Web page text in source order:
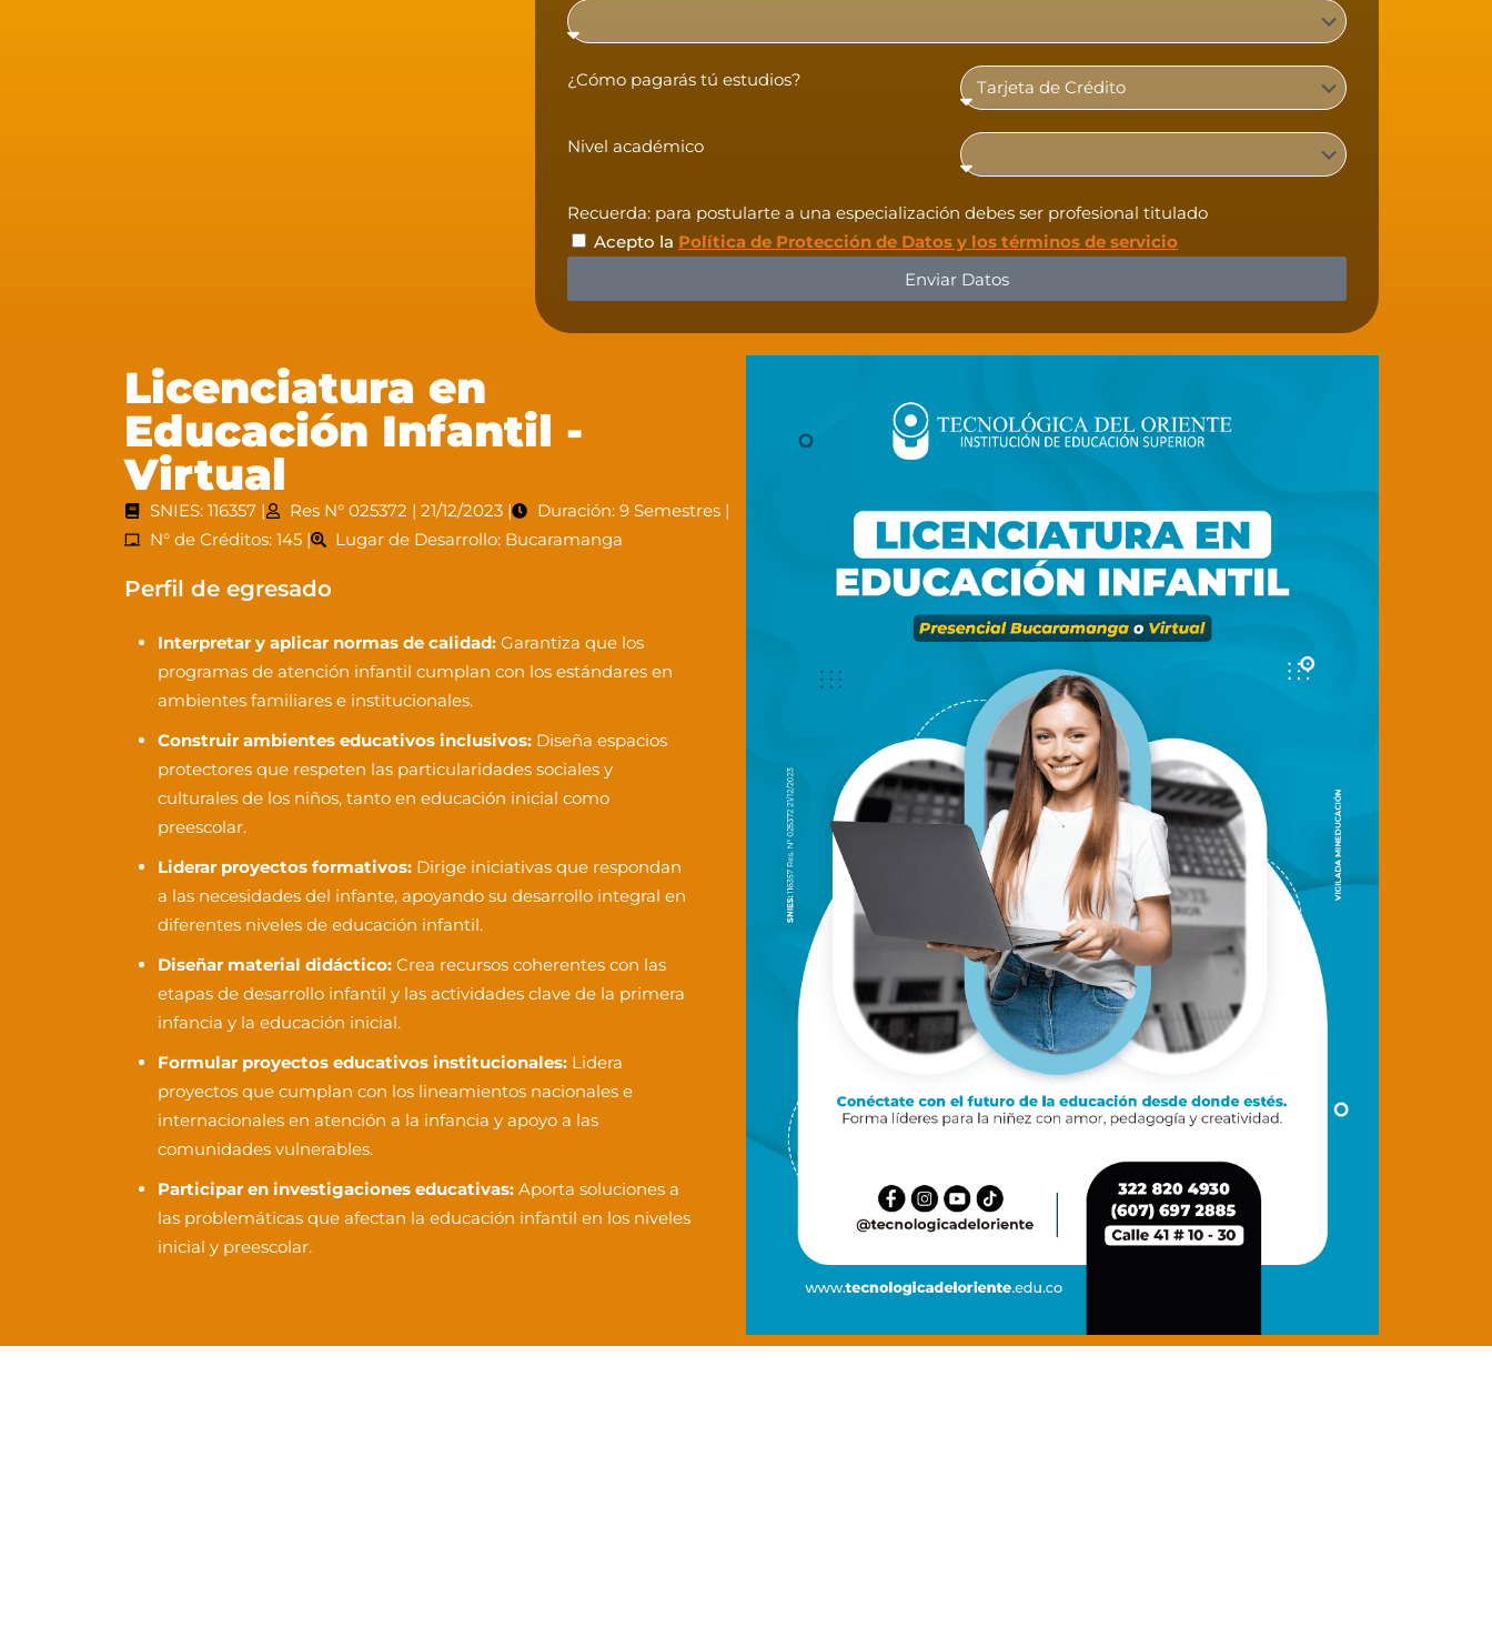
¿Cómo pagarás tú estudios?
Nivel académico
Recuerda: para postularte a una especialización debes ser profesional titulado
Acepto la Política de Protección de Datos y los términos de servicio
Enviar Datos
Licenciatura en
Educación Infantil -
Virtual
SNIES: 116357 | Res N° 025372 | 21/12/2023 |
Duración: 9 Semestres |
N° de Créditos: 145 |
Lugar de Desarrollo: Bucaramanga
Perfil de egresado
Interpretar y aplicar normas de calidad: Garantiza que los
programas de atención infantil cumplan con los estándares en
ambientes familiares e institucionales.
Construir ambientes educativos inclusivos: Diseña espacios
protectores que respeten las particularidades sociales y
culturales de los niños, tanto en educación inicial como
preescolar.
Liderar proyectos formativos: Dirige iniciativas que respondan
a las necesidades del infante, apoyando su desarrollo integral en
diferentes niveles de educación infantil.
Diseñar material didáctico: Crea recursos coherentes con las
etapas de desarrollo infantil y las actividades clave de la primera
infancia y la educación inicial.
Formular proyectos educativos institucionales: Lidera
proyectos que cumplan con los lineamientos nacionales e
internacionales en atención a la infancia y apoyo a las
comunidades vulnerables.
Participar en investigaciones educativas: Aporta soluciones a
las problemáticas que afectan la educación infantil en los niveles
inicial y preescolar.
Descargar Plan Académico